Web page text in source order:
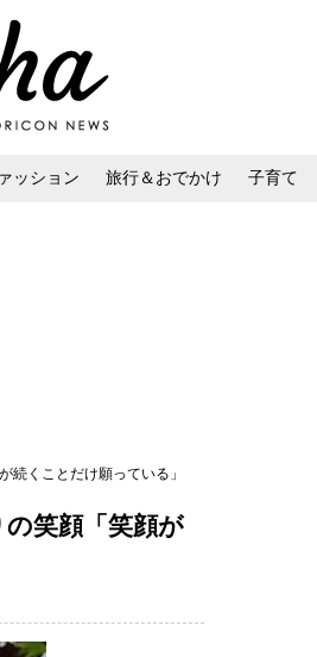
ッション 旅行＆おでかけ 子育て
続くことだけ願っている」
笑顔「笑顔が